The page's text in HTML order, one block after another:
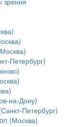
Петербург)
на-Дону)
Петербург)
(Москва)